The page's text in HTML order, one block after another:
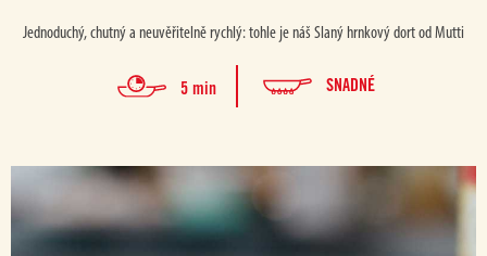
Jednoduchý, chutný a neuvěřitelně rychlý: tohle je náš Slaný hrnkový dort od Mutti
5 min SNADNÉ